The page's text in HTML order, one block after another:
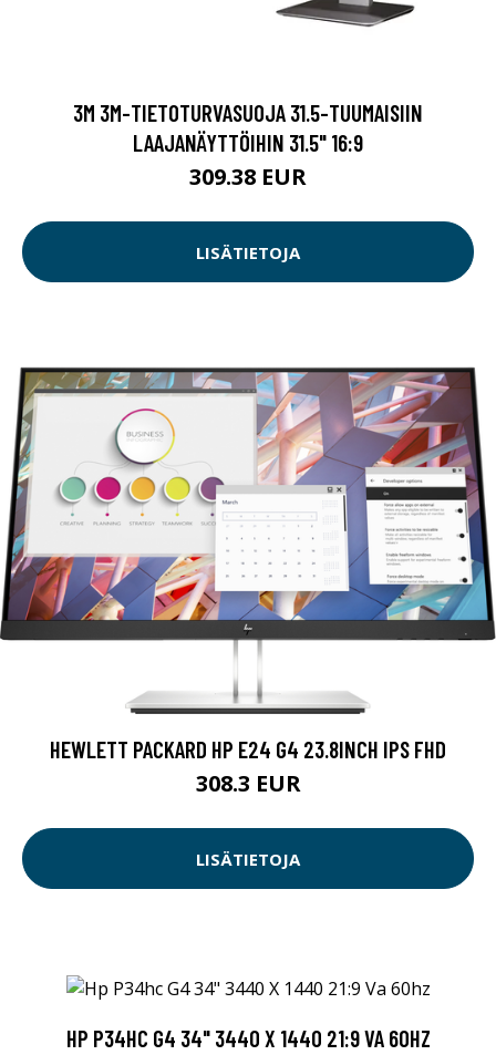
3M 3M-TIETOTURVASUOJA 31.5-TUUMAISIIN
LAAJANÄYTTÖIHIN 31.5" 16:9
309.38 EUR
LISÄTIETOJA
HEWLETT PACKARD HP E24 G4 23.8INCH IPS FHD
308.3 EUR
LISÄTIETOJA
HP P34HC G4 34" 3440 X 1440 21:9 VA 60HZ